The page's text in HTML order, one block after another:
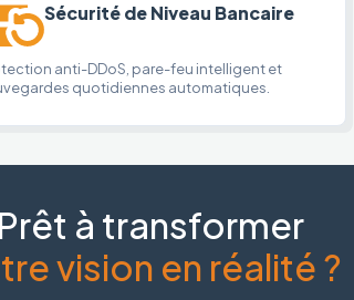
Sécurité de Niveau Bancaire
anti-DDoS, pare-feu intelligent et
quotidiennes automatiques.
Prêt à transformer
vision en réalité ?